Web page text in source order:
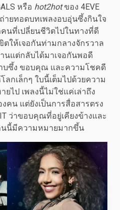
หรือ hot2hotของ 4EVE
ายทอดบทเพลงอบอุ่นซึ้งกินใจ
นที่เปลี่ยนชีวิตไปในทางที่ดี
ให้เจอกันท่ามกลางจักรวาล
นแต่กลับได้มาเจอกันพอดี
บซึ้ง ขอบคุณ และความโชคดี
กเล็กๆ ใบนี้เต็มไปด้วยความ
ยไป เพลงนี้ไม่ใช่แค่เล่าถึง
คน แต่ยังเป็นการสื่อสารตรง
ว่าขอบคุณที่อยู่เคียงข้างและ
นนี้มีความหมายมากขึ้น